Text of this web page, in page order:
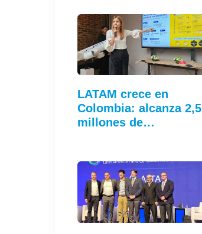
LATAM crece en
Colombia: alcanza 2,5
millones de…